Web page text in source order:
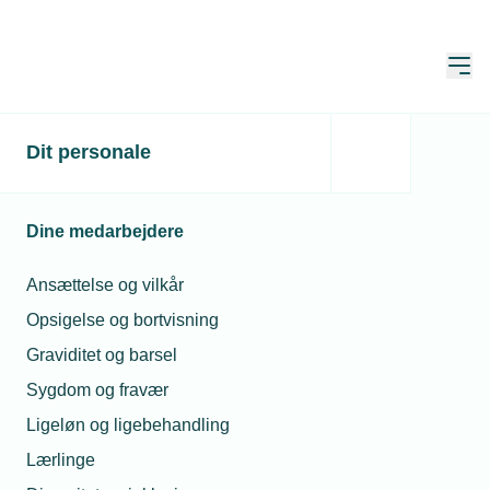
Dit personale
Dine medarbejdere
Ansættelse og vilkår
Opsigelse og bortvisning
Graviditet og barsel
Sygdom og fravær
Ligeløn og ligebehandling
Lærlinge
Svensk ID-kontrol er
danske virksomheder
Publiceret: 09. feb. 2023